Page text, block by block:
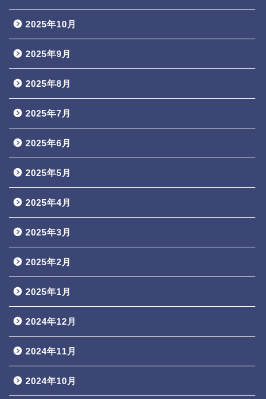
2025年10月
2025年9月
2025年8月
2025年7月
2025年6月
2025年5月
2025年4月
2025年3月
2025年2月
2025年1月
2024年12月
2024年11月
2024年10月